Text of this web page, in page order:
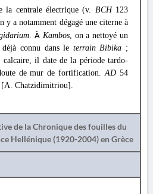
la centrale électrique (v. BCH123
y a notamment dégagé une citerne à
.À Kambos, on a nettoyé un
connu dans le terrain Bibika ;
calcaire, il date de la période tardo-
de mur de fortification.AD54
Chatzidimitriou].
de la Chronique des fouilles du
Hellénique (1920-2004) en Grèce